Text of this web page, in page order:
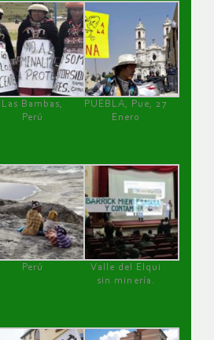
Las Bambas,
Perú
PUEBLA, Pue, 27
Enero
Perú
Valle del Elqui
sin minería.